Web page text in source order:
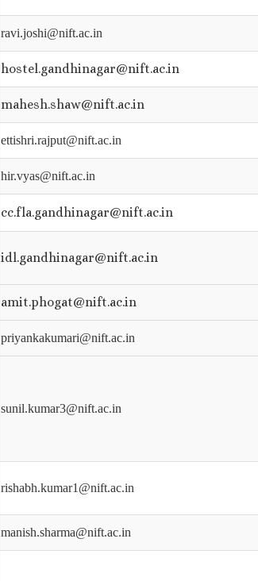
ravi.joshi@nift.ac.in
hostel.gandhinagar@nift.ac.in
mahesh.shaw@nift.ac.in
ettishri.rajput@nift.ac.in
hir.vyas@nift.ac.in
cc.fla.gandhinagar@nift.ac.in
idl.gandhinagar@nift.ac.in
amit.phogat@nift.ac.in
priyankakumari@nift.ac.in
sunil.kumar3@nift.ac.in
rishabh.kumar1@nift.ac.in
manish.sharma@nift.ac.in